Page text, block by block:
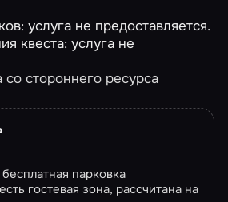
услуга не предоставляется.
квеста: услуга не
стороннего ресурса
парковка
гостевая зона, рассчитана на